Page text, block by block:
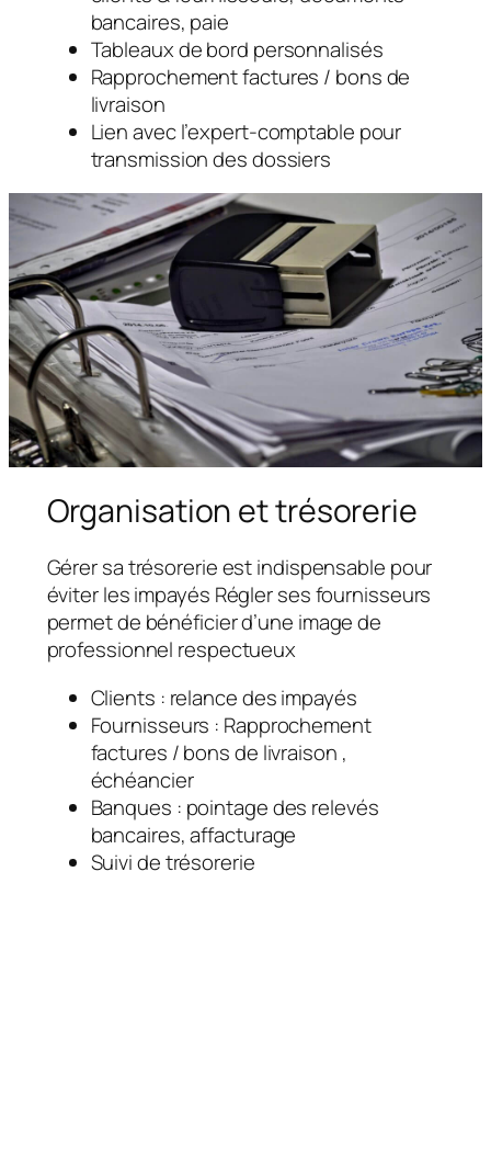
bancaires, paie
Tableaux de bord personnalisés
Rapprochement factures / bons de
livraison
Lien avec l’expert-comptable pour
transmission des dossiers
Organisation et trésorerie
Gérer sa trésorerie est indispensable pour
éviter les impayés Régler ses fournisseurs
permet de bénéficier d’une image de
professionnel respectueux
Clients : relance des impayés
Fournisseurs : Rapprochement
factures / bons de livraison ,
échéancier
Banques : pointage des relevés
bancaires, affacturage
Suivi de trésorerie